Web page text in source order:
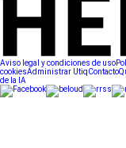
Aviso legal y condiciones de uso
cookiesAdministrar UtiqContacto
de la IA